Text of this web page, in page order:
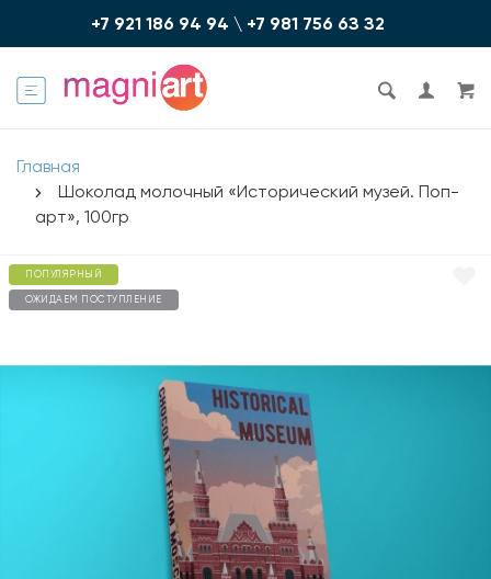
+7 921 186 94 94 \ +7 981 756 6З З2
Главная
Шоколад молочный «Исторический музей. Поп-
арт», 100гр
ПОПУЛЯРНЫЙ
ОЖИДАЕМ ПОСТУПЛЕНИЕ